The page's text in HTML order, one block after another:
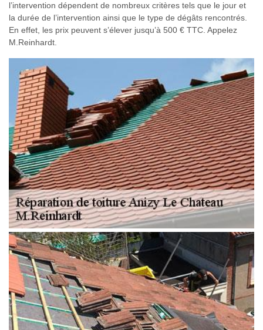
l’intervention dépendent de nombreux critères tels que le jour et
la durée de l’intervention ainsi que le type de dégâts rencontrés.
En effet, les prix peuvent s’élever jusqu’à 500 € TTC. Appelez
M.Reinhardt.